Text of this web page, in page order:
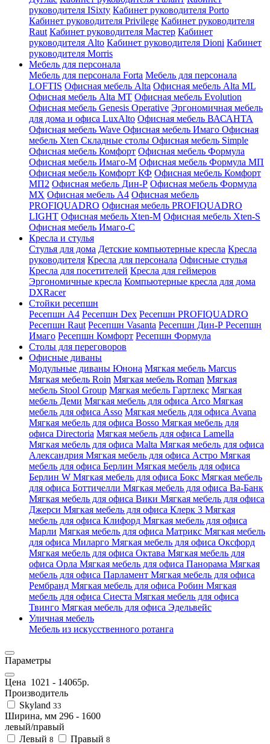
руководителя ISixty Кабинет руководителя Porto
Кабинет руководителя Privilege Кабинет руководителя
Raut Кабинет руководителя Мастер Кабинет
руководителя Alto Кабинет руководителя Dioni Кабинет
руководителя Morris
Мебель для персонала
Мебель для персонала Forta Мебель для персонала
LOFTIS Офисная мебель Alta Офисная мебель Alta ML
Офисная мебель Alta MT Офисная мебель Evolution
Офисная мебель Genesis Operative Эргономичная мебель
для дома и офиса LuxAlto Офисная мебель ВАСАНТА
Офисная мебель Wave Офисная мебель Имаго Офисная
мебель Xten Складные столы Офисная мебель Simple
Офисная мебель Комфорт Офисная мебель Формула
Офисная мебель Имаго-М Офисная мебель Формула МП
Офисная мебель Комфорт КФ Офисная мебель Комфорт
МП2 Офисная мебель Дин-Р Офисная мебель Формула
МХ Офисная мебель A4 Офисная мебель
PROFIQUADRO Офисная мебель PROFIQUADRO
LIGHT Офисная мебель Xten-M Офисная мебель Xten-S
Офисная мебель Имаго-С
Кресла и стулья
Стулья для дома Детские компьютерные кресла Кресла
руководителя Кресла для персонала Офисные стулья
Кресла для посетителей Кресла для геймеров
Эргономичные кресла Компьютерные кресла для дома
DXRacer
Стойки ресепшн
Ресепшн A4 Ресепшн Dex Ресепшн PROFIQUADRO
Ресепшн Raut Ресепшн Vasanta Ресепшн Дин-Р Ресепшн
Имаго Ресепшн Комфорт Ресепшн Формула
Столы для переговоров
Офисные диваны
Модульные диваны Юнона Мягкая мебель Marcus
Мягкая мебель Roin Мягкая мебель Roman Мягкая
мебель Stool Group Мягкая мебель Гартлекс Мягкая
мебель Деми Мягкая мебель для офиса Arco Мягкая
мебель для офиса Asso Мягкая мебель для офиса Avana
Мягкая мебель для офиса Bosso Мягкая мебель для
офиса Directoria Мягкая мебель для офиса Lamella
Мягкая мебель для офиса Malta Мягкая мебель для офиса
Александрия Мягкая мебель для офиса Астро Мягкая
мебель для офиса Берлин Мягкая мебель для офиса
Берлин W Мягкая мебель для офиса Бокс Мягкая мебель
для офиса Боттичелли Мягкая мебель для офиса Ва-Банк
Мягкая мебель для офиса Вики Мягкая мебель для офиса
Джерси Мягкая мебель для офиса Клерк 3 Мягкая
мебель для офиса Клифорд Мягкая мебель для офиса
Марли Мягкая мебель для офиса Матрикс Мягкая мебель
для офиса Миларго Мягкая мебель для офиса Оксфорд
Мягкая мебель для офиса Октава Мягкая мебель для
офиса Орла Мягкая мебель для офиса Панорама Мягкая
мебель для офиса Парламент Мягкая мебель для офиса
Рембранд Мягкая мебель для офиса Робин Мягкая
мебель для офиса Сиеста Мягкая мебель для офиса
Твинго Мягкая мебель для офиса Эдельвейс
Уличная мебель
Мебель из искусственного ротанга
Параметры
Цена 1021 - 14065р.
Производитель
Skyland 33
Ширина, мм 296 - 1600
левый/правый
Левый 8 Правый 8